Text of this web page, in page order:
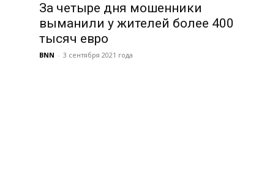
За четыре дня мошенники
выманили у жителей более 400
тысяч евро
BNN - 3 сентября 2021 года